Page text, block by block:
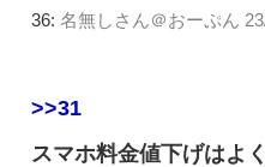
36: 名無しさん＠おーぷん
>>31
スマホ料金値下げはよ